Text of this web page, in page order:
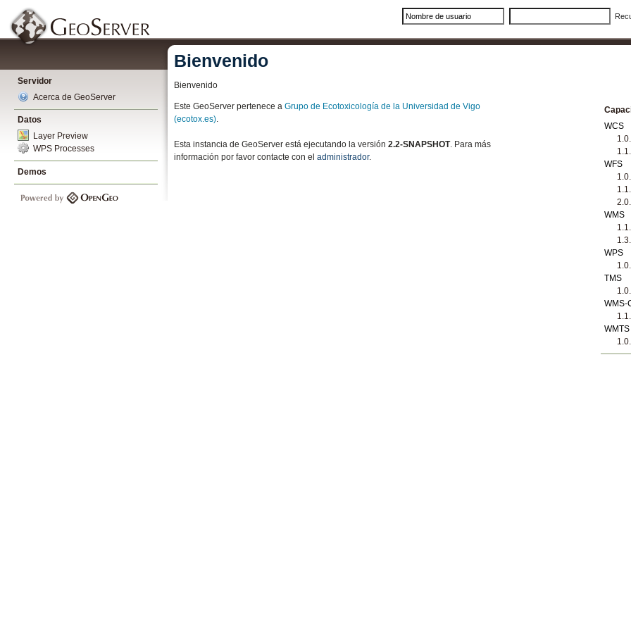
Servidor
Acerca de GeoServer
Datos
Layer Preview
WPS Processes
Demos
Bienvenido
Bienvenido
Este GeoServer pertenece a Grupo de Ecotoxicología de la Universidad de Vigo
(ecotox.es)
Esta instancia de GeoServer está ejecutando la versión 2.2-SNAPSHOT. Para más
información por favor contacte con el administrador.
WCS
WFS
WMS
WPS
TMS
WMS-
WMTS